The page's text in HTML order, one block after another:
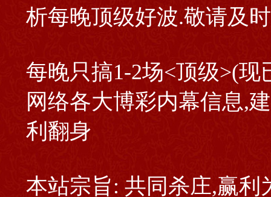
析每晚顶级好波.敬请及
每晚只搞1-2场<顶级>(现
网络各大博彩内幕信息,
利翻身
本站宗旨: 共同杀庄,赢利